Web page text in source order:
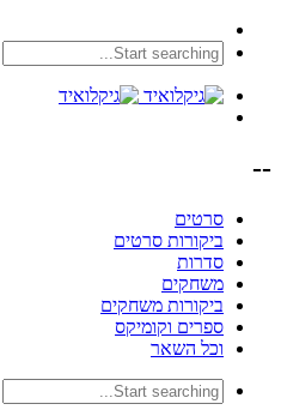
--
סרטים
ביקורות סרטים
סדרות
משחקים
ביקורות משחקים
ספרים וקומיקס
וכל השאר